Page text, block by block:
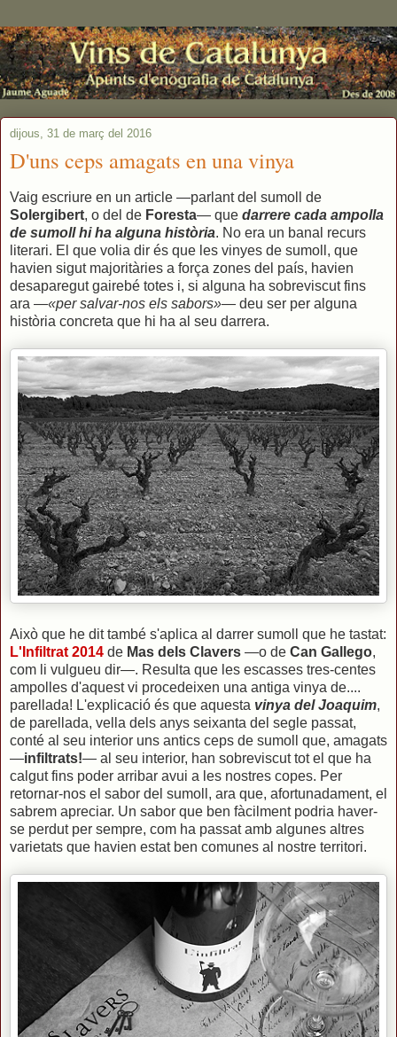
dijous, 31 de març del 2016
D'uns ceps amagats en una vinya
Vaig escriure en un article —parlant del sumoll de
Solergibert, o del de Foresta— que darrere cada ampolla
de sumoll hi ha alguna història. No era un banal recurs
literari. El que volia dir és que les vinyes de sumoll, que
havien sigut majoritàries a força zones del país, havien
desaparegut gairebé totes i, si alguna ha sobreviscut fins
ara —«per salvar-nos els sabors»— deu ser per alguna
història concreta que hi ha al seu darrera.
Això que he dit també s'aplica al darrer sumoll que he tastat:
L'Infiltrat 2014 de Mas dels Clavers —o de Can Gallego,
com li vulgueu dir—. Resulta que les escasses tres-centes
ampolles d'aquest vi procedeixen una antiga vinya de....
parellada! L'explicació és que aquesta vinya del Joaquim,
de parellada, vella dels anys seixanta del segle passat,
conté al seu interior uns antics ceps de sumoll que, amagats
—infiltrats!— al seu interior, han sobreviscut tot el que ha
calgut fins poder arribar avui a les nostres copes. Per
retornar-nos el sabor del sumoll, ara que, afortunadament, el
sabrem apreciar. Un sabor que ben fàcilment podria haver-
se perdut per sempre, com ha passat amb algunes altres
varietats que havien estat ben comunes al nostre territori.